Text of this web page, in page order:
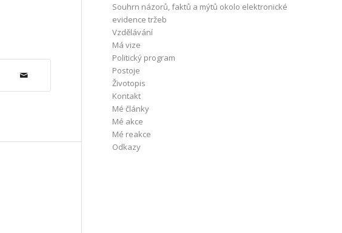
Souhrn názorů, faktů a mýtů okolo elektronické
evidence tržeb
Vzdělávání
Má vize
Politický program
Postoje
Životopis
Kontakt
Mé články
Mé akce
Mé reakce
Odkazy